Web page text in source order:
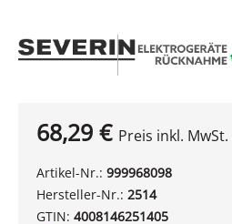
68,29 € Preis inkl. MwSt.
Artikel-Nr.: 999968098
Hersteller-Nr.: 2514
GTIN: 4008146251405